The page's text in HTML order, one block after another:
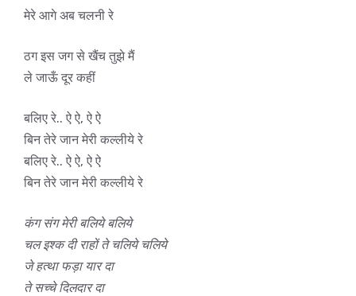
मेरे आगे अब चलनी रे
ठग इस जग से खैंच तुझे मैं
ले जाऊँ दूर कहीं
बलिए रे.. ऐ ऐ, ऐ ऐ
बिन तेरे जान मेरी कल्लीये रे
बलिए रे.. ऐ ऐ, ऐ ऐ
बिन तेरे जान मेरी कल्लीये रे
कंग संग मेरी बलिये बलिये
चल इश्क दी राहों ते चलिये चलिये
जे हत्था फड़ा यार दा
ते सच्चे दिलदार दा